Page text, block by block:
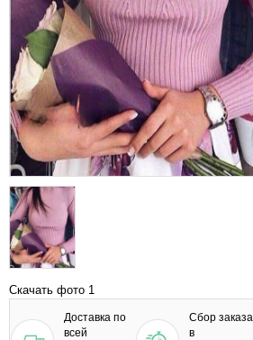
Скачать фото 1
Доставка по
всей
Сбор заказа
в